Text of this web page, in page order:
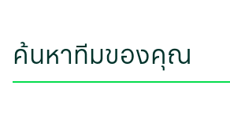
ค้นหาทีมของคุณ